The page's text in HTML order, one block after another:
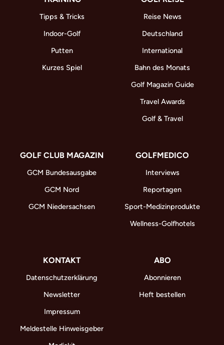
Tipps & Tricks
Indoor-Golf
Putten
Kurzes Spiel
Reise News
Deutschland
International
Bahn des Monats
Golf Magazin Guide
Travel Awards
Golf & Travel
GOLF CLUB MAGAZIN
GCM Bundesausgabe
GCM Nord
GCM Niedersachsen
GOLFMEDICO
Interviews
Reportagen
Sport-Medizinprodukte
Wellness-Golfhotels
KONTAKT
Datenschutzerklärung
Newsletter
Impressum
Meldestelle Hinweisgeber
ABO
Abonnieren
Heft bestellen